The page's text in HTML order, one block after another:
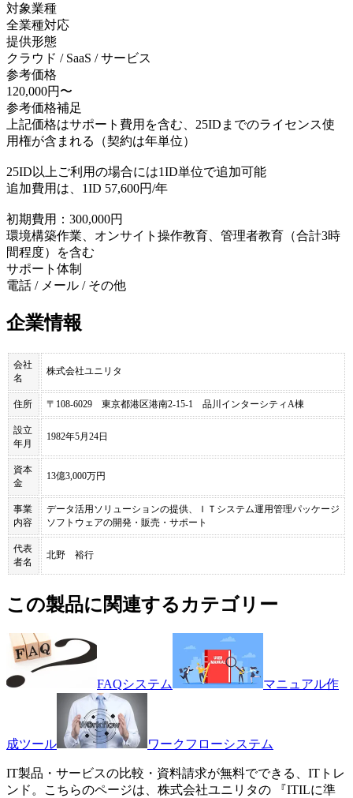
対象業種
全業種対応
提供形態
クラウド / SaaS / サービス
参考価格
120,000円〜
参考価格補足
上記価格はサポート費用を含む、25IDまでのライセンス使
用権が含まれる（契約は年単位）
25ID以上ご利用の場合には1ID単位で追加可能
追加費用は、1ID 57,600円/年
初期費用：300,000円
環境構築作業、オンサイト操作教育、管理者教育（合計3時
間程度）を含む
サポート体制
電話 / メール / その他
企業情報
会社
名
株式会社ユニリタ
住所 〒108-6029 東京都港区港南2-15-1 品川インターシティA棟
設立
年月
1982年5月24日
資本
金
13億3,000万円
事業
内容
データ活用ソリューションの提供、ＩＴシステム運用管理パッケージ
ソフトウェアの開発・販売・サポート
代表
者名
北野 裕行
この製品に関連するカテゴリー
FAQシステム マニュアル作
成ツール ワークフローシステム
IT製品・サービスの比較・資料請求が無料でできる、ITトレ
ンド。こちらのページは、 株式会社ユニリタの 『ITILに準